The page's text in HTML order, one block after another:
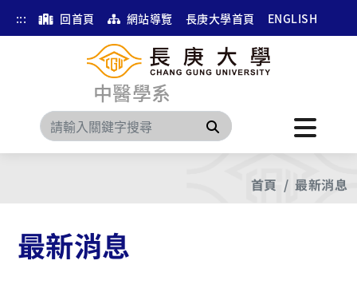
::: 回首頁 網站導覽 長庚大學首頁 ENGLISH
中醫學系
搜尋
首頁 最新消息
最新消息